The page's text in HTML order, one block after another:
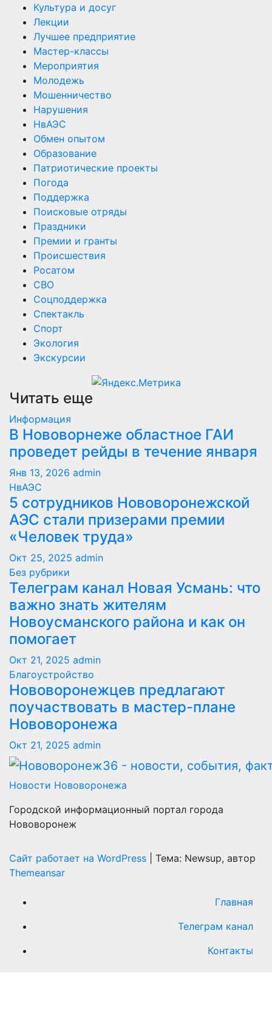
Культура и досуг
Лекции
Лучшее предприятие
Мастер-классы
Мероприятия
Молодежь
Мошенничество
Нарушения
НвАЭС
Обмен опытом
Образование
Патриотические проекты
Погода
Поддержка
Поисковые отряды
Праздники
Премии и гранты
Происшествия
Росатом
СВО
Соцподдержка
Спектакль
Спорт
Экология
Экскурсии
Читать еще
Информация
В Нововорнеже областное ГАИ
проведет рейды в течение января
Янв 13, 2026 admin
НвАЭС
5 сотрудников Нововоронежской
АЭС стали призерами премии
«Человек труда»
Окт 25, 2025 admin
Без рубрики
Телеграм канал Новая Усмань: что
важно знать жителям
Новоусманского района и как он
помогает
Окт 21, 2025 admin
Благоустройство
Нововоронежцев предлагают
поучаствовать в мастер-плане
Нововоронежа
Окт 21, 2025 admin
Новости Нововоронежа
Городской информационный портал города
Нововоронеж
Сайт работает на WordPress
Тема: Newsup, автор
Themeansar
Главная
Телеграм канал
Контакты